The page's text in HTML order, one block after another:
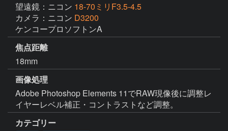
望遠鏡：ニコン 18-70ミリF3.5-4.5
カメラ：ニコン D3200
ケンコープロソフトンA
焦点距離
18mm
画像処理
Adobe Photoshop Elements 11でRAW現像後に調整レ
イヤーレベル補正・コントラストなど調整。
カテゴリー